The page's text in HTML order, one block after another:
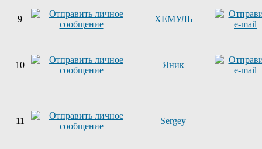
9 ХЕМУЛЬ
10 Яник
11 Sergey